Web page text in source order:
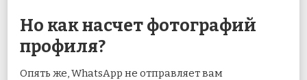
Но как насчет фотографий
профиля?
Опять же, WhatsApp не отправляет вам